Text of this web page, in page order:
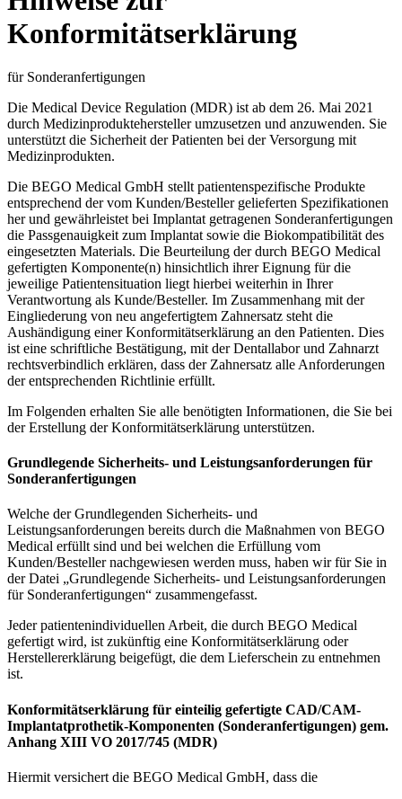
Konformitätserklärung
für Sonderanfertigungen
Die Medical Device Regulation (MDR) ist ab dem 26. Mai 2021
durch Medizinproduktehersteller umzusetzen und anzuwenden. Sie
unterstützt die Sicherheit der Patienten bei der Versorgung mit
Medizinprodukten.
Die BEGO Medical GmbH stellt patientenspezifische Produkte
entsprechend der vom Kunden/Besteller gelieferten Spezifikationen
her und gewährleistet bei Implantat getragenen Sonderanfertigungen
die Passgenauigkeit zum Implantat sowie die Biokompatibilität des
eingesetzten Materials. Die Beurteilung der durch BEGO Medical
gefertigten Komponente(n) hinsichtlich ihrer Eignung für die
jeweilige Patientensituation liegt hierbei weiterhin in Ihrer
Verantwortung als Kunde/Besteller. Im Zusammenhang mit der
Eingliederung von neu angefertigtem Zahnersatz steht die
Aushändigung einer Konformitätserklärung an den Patienten. Dies
ist eine schriftliche Bestätigung, mit der Dentallabor und Zahnarzt
rechtsverbindlich erklären, dass der Zahnersatz alle Anforderungen
der entsprechenden Richtlinie erfüllt.
Im Folgenden erhalten Sie alle benötigten Informationen, die Sie bei
der Erstellung der Konformitätserklärung unterstützen.
Grundlegende Sicherheits- und Leistungsanforderungen für
Sonderanfertigungen
Welche der Grundlegenden Sicherheits- und
Leistungsanforderungen bereits durch die Maßnahmen von BEGO
Medical erfüllt sind und bei welchen die Erfüllung vom
Kunden/Besteller nachgewiesen werden muss, haben wir für Sie in
der Datei „Grundlegende Sicherheits- und Leistungsanforderungen
für Sonderanfertigungen“ zusammengefasst.
Jeder patientenindividuellen Arbeit, die durch BEGO Medical
gefertigt wird, ist zukünftig eine Konformitätserklärung oder
Herstellererklärung beigefügt, die dem Lieferschein zu entnehmen
ist.
Konformitätserklärung für einteilig gefertigte CAD/CAM-
Implantatprothetik-Komponenten (Sonderanfertigungen) gem.
Anhang XIII VO 2017/745 (MDR)
Hiermit versichert die BEGO Medical GmbH, dass die